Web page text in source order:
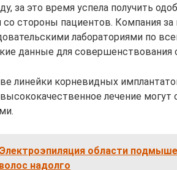
за это время успела получить
со стороны пациентов. Компания
лабораториями по
данные для совершенствования
линейки корневидных
лечение
Электроэпиляция области
надолго